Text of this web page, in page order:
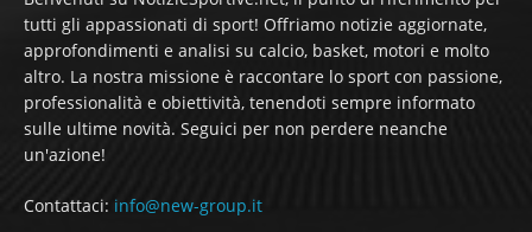
tutti gli appassionati di sport! Offriamo notizie aggiornate,
approfondimenti e analisi su calcio, basket, motori e molto
altro. La nostra missione è raccontare lo sport con passione,
professionalità e obiettività, tenendoti sempre informato
sulle ultime novità. Seguici per non perdere neanche
un'azione!
Contattaci: info@new-group.it